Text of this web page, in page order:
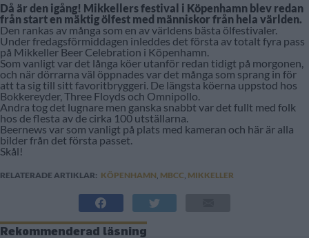
Då är den igång! Mikkellers festival i Köpenhamn blev redan
från start en mäktig ölfest med människor från hela världen.
Den rankas av många som en av världens bästa ölfestivaler.
Under fredagsförmiddagen inleddes det första av totalt fyra pass
på Mikkeller Beer Celebration i Köpenhamn.
Som vanligt var det långa köer utanför redan tidigt på morgonen,
och när dörrarna väl öppnades var det många som sprang in för
att ta sig till sitt favoritbryggeri. De längsta köerna uppstod hos
Bokkereyder, Three Floyds och Omnipollo.
Andra tog det lugnare men ganska snabbt var det fullt med folk
hos de flesta av de cirka 100 utställarna.
Beernews var som vanligt på plats med kameran och här är alla
bilder från det första passet.
Skål!
RELATERADE ARTIKLAR: KÖPENHAMN MBCC MIKKELLER
Rekommenderad läsning